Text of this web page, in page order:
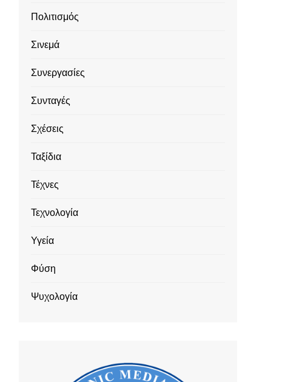
Πολιτισμός
Σινεμά
Συνεργασίες
Συνταγές
Σχέσεις
Ταξίδια
Τέχνες
Τεχνολογία
Υγεία
Φύση
Ψυχολογία